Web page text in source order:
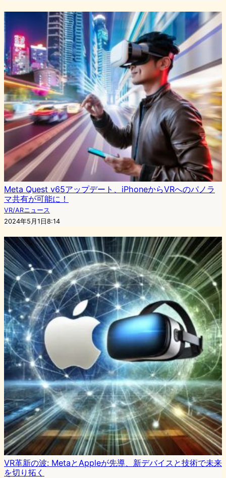
Meta Quest v65アップデート、iPhoneからVRへのパノラ
マ共有が可能に！
VR/ARニュース
2024年5月1日8:14
VR革新の波: MetaとAppleが先導、新デバイスと技術で未来
を切り拓く